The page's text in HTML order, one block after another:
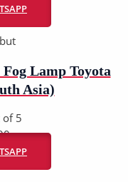
Lamp Toyota
Asia)
of 5